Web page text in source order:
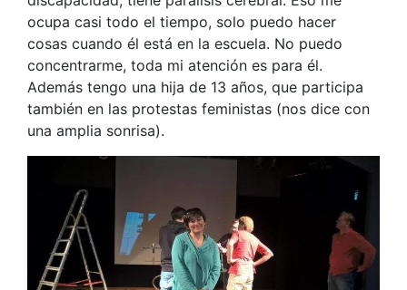
ocupa casi todo el tiempo, solo puedo hacer
cosas cuando él está en la escuela. No puedo
concentrarme, toda mi atención es para él.
Además tengo una hija de 13 años, que participa
también en las protestas feministas (nos dice con
una amplia sonrisa).